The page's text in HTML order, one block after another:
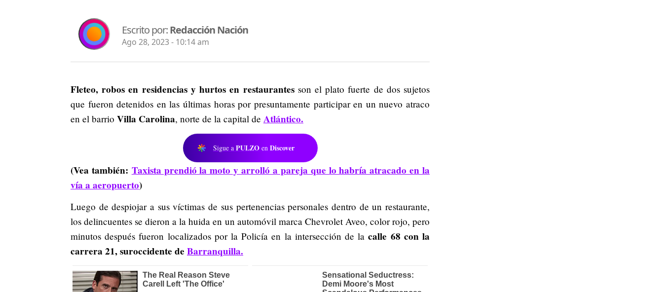
Escrito por:Redacción Nación
Ago 28, 2023 - 10:14 am
Fleteo, robos en residencias y hurtos en restaurantesson el plato fuerte de dos sujetos
que fueron detenidos en las últimas horas por presuntamente participar en un nuevo atraco
en el barrio Villa Carolina, norte de la capital de Atlántico.
Sigue a PULZO en Discover
(Vea también: Taxista prendió la moto y arrolló a pareja que lo habría atracado en la
vía a aeropuerto)
Luego de despiojar a sus víctimas de sus pertenencias personales dentro de un restaurante,
los delincuentes se dieron a la huida en un automóvil marca Chevrolet Aveo, color rojo, pero
minutos después fueron localizados por la Policía en la intersección de lacalle 68 con la
carrera 21, suroccidente de Barranquilla.